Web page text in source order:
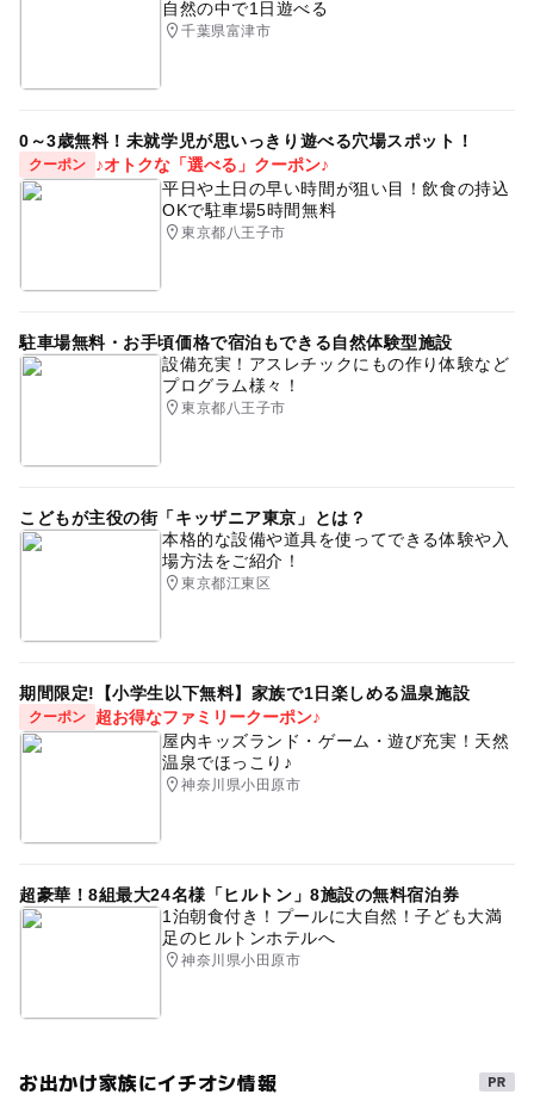
自然の中で1日遊べる
千葉県富津市
0～3歳無料！未就学児が思いっきり遊べる穴場スポット！
クーポン
♪オトクな「選べる」クーポン♪
平日や土日の早い時間が狙い目！飲食の持込
OKで駐車場5時間無料
東京都八王子市
駐車場無料・お手頃価格で宿泊もできる自然体験型施設
設備充実！アスレチックにもの作り体験など
プログラム様々！
東京都八王子市
こどもが主役の街「キッザニア東京」とは？
本格的な設備や道具を使ってできる体験や入
場方法をご紹介！
東京都江東区
期間限定!【小学生以下無料】家族で1日楽しめる温泉施設
クーポン
超お得なファミリークーポン♪
屋内キッズランド・ゲーム・遊び充実！天然
温泉でほっこり♪
神奈川県小田原市
超豪華！8組最大24名様「ヒルトン」8施設の無料宿泊券
1泊朝食付き！プールに大自然！子ども大満
足のヒルトンホテルへ
神奈川県小田原市
お出かけ家族にイチオシ情報